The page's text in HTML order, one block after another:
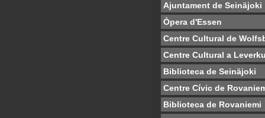
Ajuntament de Seinäjoki
Òpera d'Essen
Centre Cultural de
Centre Cultural a
Biblioteca de Seinäjoki
Centre Cívic de
Biblioteca de Rovaniemi